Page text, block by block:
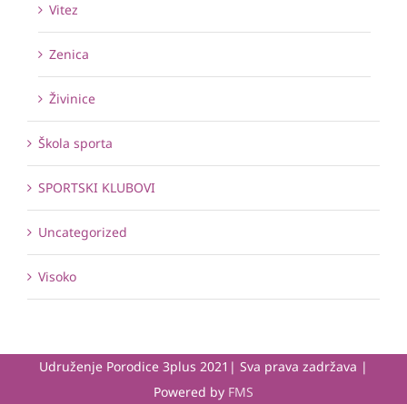
Vitez
Zenica
Živinice
Škola sporta
SPORTSKI KLUBOVI
Uncategorized
Visoko
Udruženje Porodice 3plus 2021| Sva prava zadržava |
Powered by FMS